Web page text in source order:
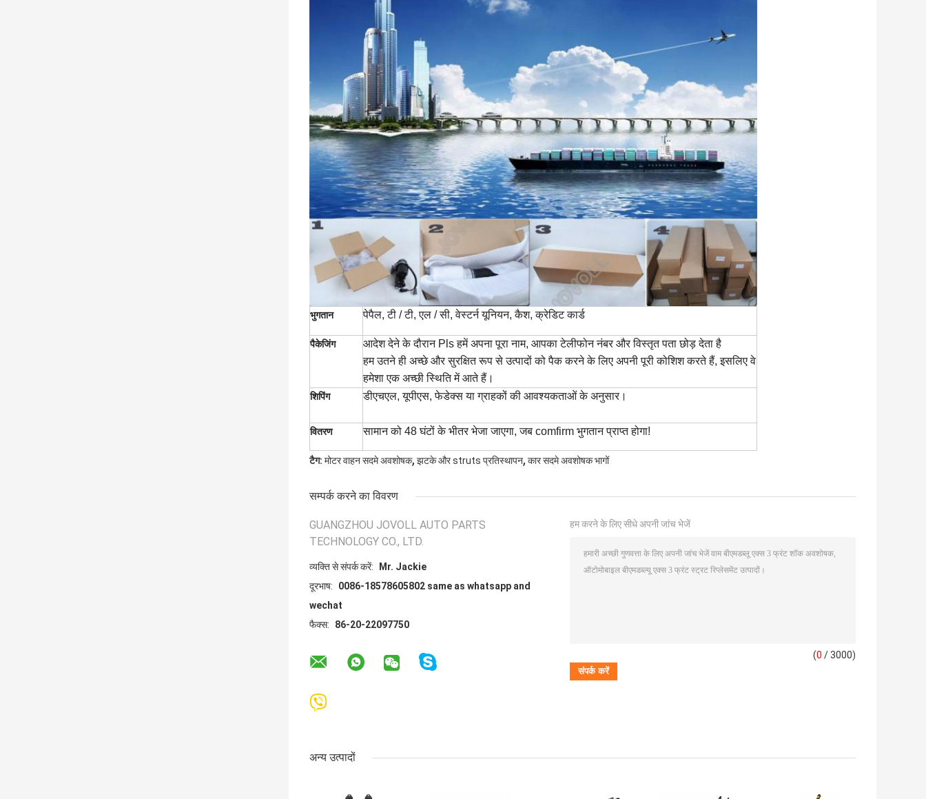
भुगतान पेपैल, टी / टी, एल / सी, वेस्टर्न यूनियन, कैश, क्रेडिट कार्ड
पैकेजिंग
आदेश देने के दौरान Pls हमें अपना पूरा नाम, आपका टेलीफोन नंबर और विस्तृत पता छोड़ देता है
हम उतने ही अच्छे और सुरक्षित रूप से उत्पादों को पैक करने के लिए अपनी पूरी कोशिश करते हैं, इसलिए वे
हमेशा एक अच्छी स्थिति में आते हैं।
शिपिंग डीएचएल, यूपीएस, फेडेक्स या ग्राहकों की आवश्यकताओं के अनुसार।
वितरण सामान को 48 घंटों के भीतर भेजा जाएगा, जब comfirm भुगतान प्राप्त होगा!
टैग: मोटर वाहन सदमे अवशोषक, झटके और struts प्रतिस्थापन, कार सदमे अवशोषक भागों
सम्पर्क करने का विवरण
GUANGZHOU JOVOLL AUTO PARTS
TECHNOLOGY CO., LTD.
व्यक्ति से संपर्क करें:
Mr. Jackie
दूरभाष:
0086-18578605802 same as whatsapp and
wechat
फैक्स:
86-20-22097750
हम करने के लिए सीधे अपनी जांच भेजें
(0 / 3000)
अन्य उत्पादों